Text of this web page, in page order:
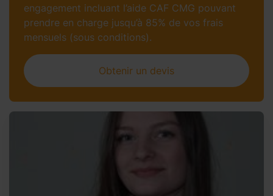
engagement incluant l’aide CAF CMG pouvant
prendre en charge jusqu’à 85% de vos frais
mensuels (sous conditions).
Obtenir un devis